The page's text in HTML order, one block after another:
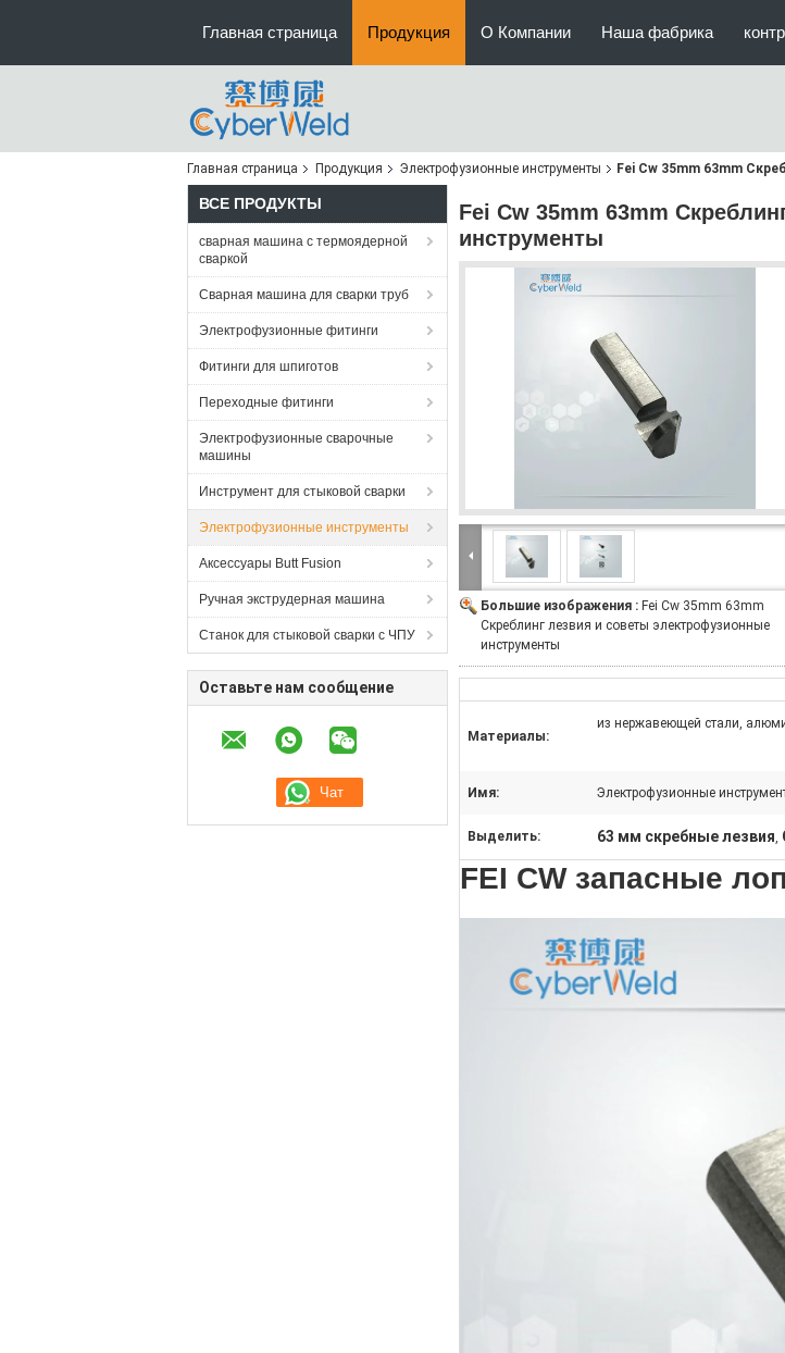
Главная страница Продукция О Компании Наша фабрика
Главная страница Продукция Электрофузионные инструменты Fei Cw 35mm 63mm
ВСЕ ПРОДУКТЫ
сварная машина с термоядерной
сваркой
Сварная машина для сварки труб
Электрофузионные фитинги
Фитинги для шпиготов
Переходные фитинги
Электрофузионные сварочные
машины
Инструмент для стыковой сварки
Электрофузионные инструменты
Аксессуары Butt Fusion
Ручная экструдерная машина
Станок для стыковой сварки с ЧПУ
Оставьте нам сообщение
Fei Cw 35mm 63mm
инструменты
Большие изображения : Fei Cw 35mm 63mm
Скреблинг лезвия и советы электрофузионные
инструменты
Материалы:
из нержавеющей стали,
Имя: Электрофузионные
Выделить: 63 мм скребные лезвия,
FEI CW запасные